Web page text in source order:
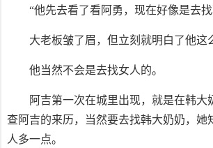
“他先去看了看阿勇，现在好像是去
大老板皱了眉，但立刻就明白了他这
他当然不会是去找女人的。
阿吉第一次在城里出现，就是在韩大
查阿吉的来历，当然要去找韩大奶奶，她
人多一点。